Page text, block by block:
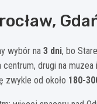
wybór na 3 dni, bo
centrum, drugi na
zwykle od około 180-